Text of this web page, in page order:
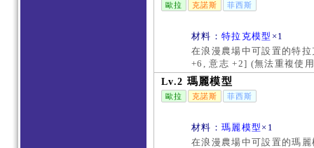
歐拉 克諾斯 菲西斯
材料： 特拉克模型 ×1
在浪漫農場中可設置的特
+6, 意志 +2] (無法重複使
Lv.2 瑪麗模型
歐拉 克諾斯 菲西斯
材料： 瑪麗模型 ×1
在浪漫農場中可設置的瑪